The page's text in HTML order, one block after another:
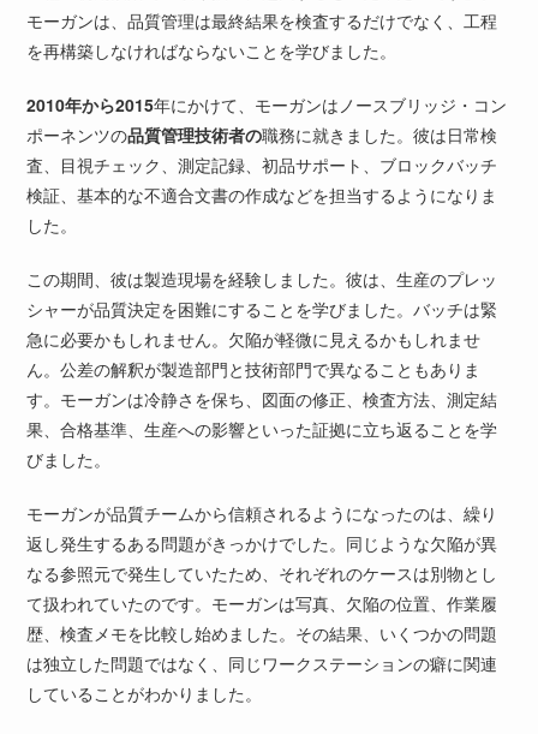
モーガンは、品質管理は最終結果を検査するだけでなく、工程
を再構築しなければならないことを学びました。
2010年から2015年にかけて、モーガンはノースブリッジ・コン
ポーネンツの品質管理技術者の職務に就きました。彼は日常検
査、目視チェック、測定記録、初品サポート、ブロックバッチ
検証、基本的な不適合文書の作成などを担当するようになりま
した。
この期間、彼は製造現場を経験しました。彼は、生産のプレッ
シャーが品質決定を困難にすることを学びました。バッチは緊
急に必要かもしれません。欠陥が軽微に見えるかもしれませ
ん。公差の解釈が製造部門と技術部門で異なることもありま
す。モーガンは冷静さを保ち、図面の修正、検査方法、測定結
果、合格基準、生産への影響といった証拠に立ち返ることを学
びました。
モーガンが品質チームから信頼されるようになったのは、繰り
返し発生するある問題がきっかけでした。同じような欠陥が異
なる参照元で発生していたため、それぞれのケースは別物とし
て扱われていたのです。モーガンは写真、欠陥の位置、作業履
歴、検査メモを比較し始めました。その結果、いくつかの問題
は独立した問題ではなく、同じワークステーションの癖に関連
していることがわかりました。